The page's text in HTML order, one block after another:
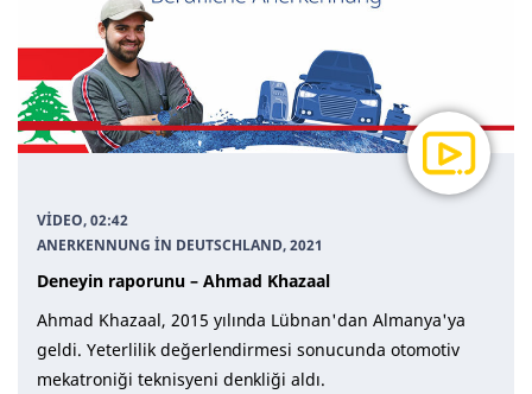
VIDEO, 02:42
ANERKENNUNG IN DEUTSCHLAND, 2021
Deneyin raporunu – Ahmad Khazaal
Ahmad Khazaal, 2015 yılında Lübnan'dan Almanya'ya
geldi. Yeterlilik değerlendirmesi sonucunda otomotiv
mekatroniği teknisyeni denkliği aldı.